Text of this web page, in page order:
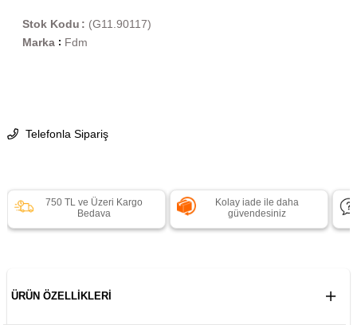
(G11.90117)
Stok Kodu
Marka : Fdm
Telefonla Sipariş
750 TL ve Üzeri Kargo
Bedava
Kolay iade ile daha
güvendesiniz
ÜRÜN ÖZELLIKLERI